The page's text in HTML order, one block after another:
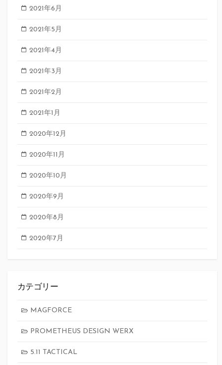
2021年6月
2021年5月
2021年4月
2021年3月
2021年2月
2021年1月
2020年12月
2020年11月
2020年10月
2020年9月
2020年8月
2020年7月
カテゴリー
MAGFORCE
PROMETHEUS DESIGN WERX
5.11 TACTICAL